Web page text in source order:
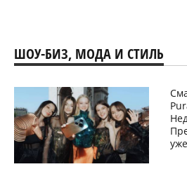
ШОУ-БИЗ, МОДА И СТИЛЬ